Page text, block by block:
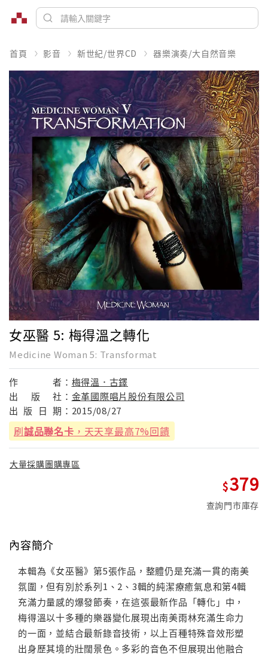
首頁 影音 新世紀/世界CD 器樂演奏/大自然音樂
女巫醫 5: 梅得溫之轉化
Medicine Woman 5: Transformat
作 者： 梅得溫．古鐸
出
版 社： 金革國際唱片股份有限公司
出 版 日 期： 2015/08/27
刷誠品聯名卡 ，天天享最高7%回饋
大量採購團購專區
379
查詢門市庫存
內容簡介
本輯為《女巫醫》第5張作品，整體仍是充滿一貫的南美
氛圍，但有別於系列1、2、3輯的純潔療癒氣息和第4輯
充滿力量感的爆發節奏，在這張最新作品「轉化」中，
梅得溫以十多種的樂器變化展現出南美雨林充滿生命力
的一面，並結合最新錄音技術，以上百種特殊音效形塑
出身歷其境的壯闊景色。多彩的音色不但展現出他融合